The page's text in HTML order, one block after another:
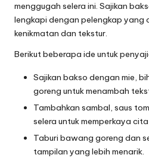
menggugah selera ini. Sajikan
lengkapi dengan pelengkap yang
kenikmatan dan tekstur.
Berikut beberapa ide untuk
Sajikan bakso dengan mie,
goreng untuk menambah
Tambahkan sambal, saus
selera untuk memperkaya
Taburi bawang goreng dan
tampilan yang lebih menarik.